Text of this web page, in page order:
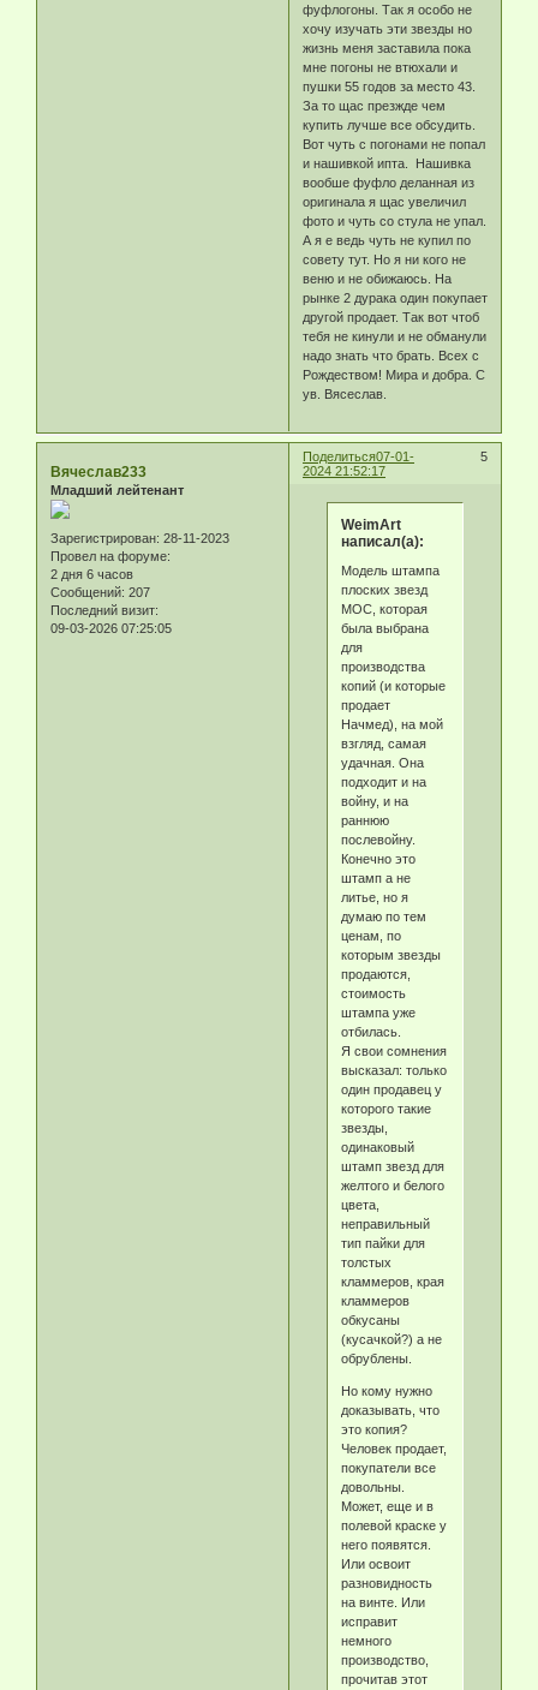
фуфлогоны. Так я особо не
хочу изучать эти звезды но
жизнь меня заставила пока
мне погоны не втюхали и
пушки 55 годов за место 43.
За то щас презжде чем
купить лучше все обсудить.
Вот чуть с погонами не попал
и нашивкой ипта. Нашивка
вообше фуфло деланная из
оригинала я щас увеличил
фото и чуть со стула не упал.
А я е ведь чуть не купил по
совету тут. Но я ни кого не
веню и не обижаюсь. На
рынке 2 дурака один покупает
другой продает. Так вот чтоб
тебя не кинули и не обманули
надо знать что брать. Всех с
Рождеством! Мира и добра. С
ув. Вясеслав.
Поделиться 5
07-01-
2024 21:52:17
Вячеслав233
Младший лейтенант
Зарегистрирован: 28-11-2023
Провел на форуме:
2 дня 6 часов
Сообщений: 207
Последний визит:
09-03-2026 07:25:05
WeimArt
написал(а):
Модель штампа
плоских звезд
МОС, которая
была выбрана
для
производства
копий (и которые
продает
Начмед), на мой
взгляд, самая
удачная. Она
подходит и на
войну, и на
раннюю
послевойну.
Конечно это
штамп а не
литье, но я
думаю по тем
ценам, по
которым звезды
продаются,
стоимость
штампа уже
отбилась.
Я свои сомнения
высказал: только
один продавец у
которого такие
звезды,
одинаковый
штамп звезд для
желтого и белого
цвета,
неправильный
тип пайки для
толстых
кламмеров, края
кламмеров
обкусаны
(кусачкой?) а не
обрублены.
Но кому нужно
доказывать, что
это копия?
Человек продает,
покупатели все
довольны.
Может, еще и в
полевой краске у
него появятся.
Или освоит
разновидность
на винте. Или
исправит
немного
производство,
прочитав этот